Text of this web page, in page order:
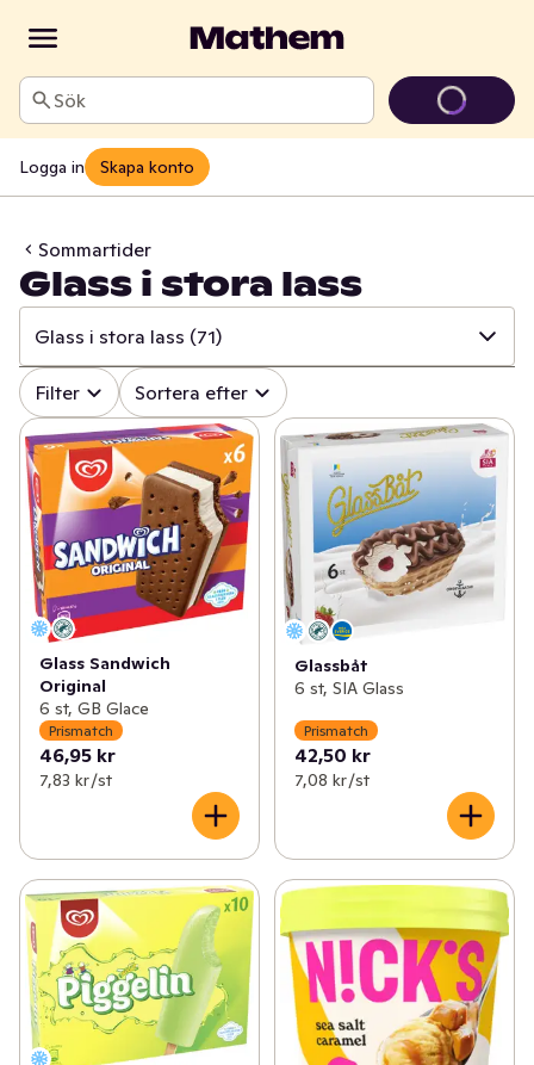
Sök
Logga in Skapa konto
Sommartider
Glass i stora lass
Glass i stora lass (71)
✓ Alla (296)
✓ Till stranden (49)
✓ Glass i stora lass (71)
✓ Sommartårta och pajer (46)
✓ Sommarapotek (38)
Till regniga dagar
✓ Snabblagat för semesterdagar
Filter Sortera efter
Glass Sandwich
Original
6 st, GB Glace
Prismatch
46,95 kr
7,83 kr /st
Glassbåt
6 st, SIA Glass
Prismatch
42,50 kr
7,08 kr /st